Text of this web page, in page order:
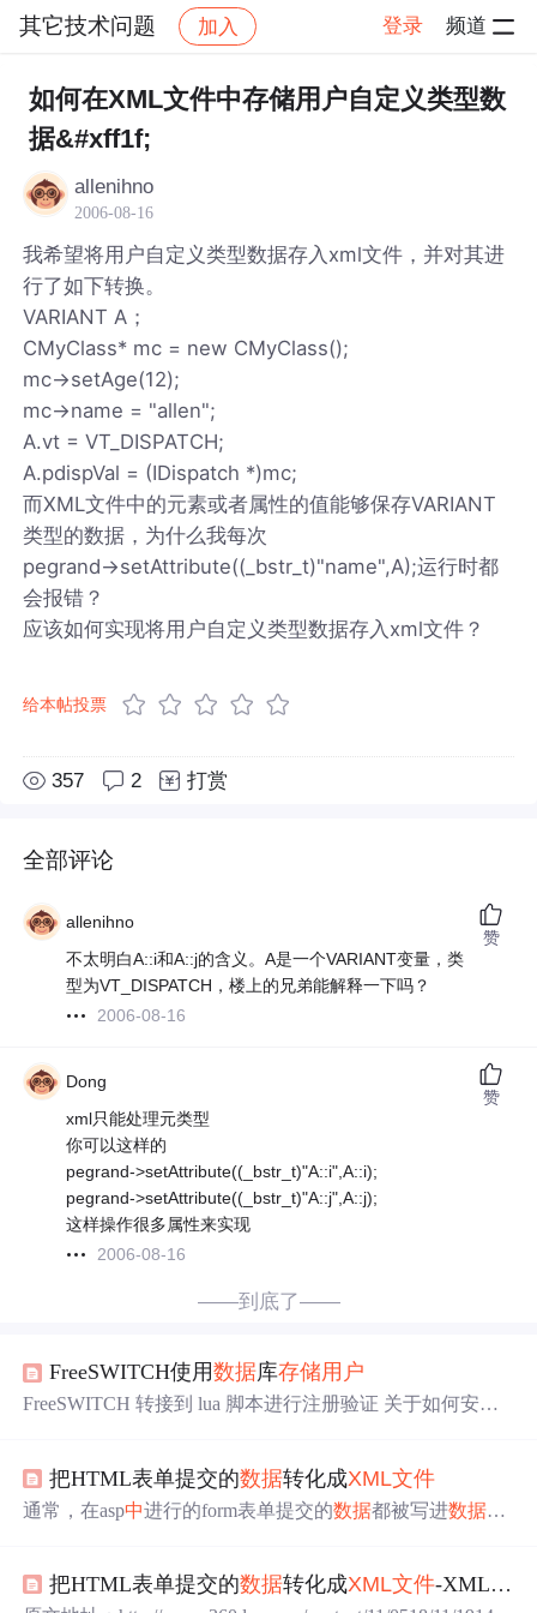
其它技术问题 加入 登录 频道
社区 其它技术问题 帖子详情
如何在XML文件中存储用户自定义类型数
据&#xff1f;
allenihno
2006-08-16
我希望将用户自定义类型数据存入xml文件，并对其进
行了如下转换。
VARIANT A；
CMyClass* mc = new CMyClass();
mc->setAge(12);
mc->name = "allen";
A.vt = VT_DISPATCH;
A.pdispVal = (IDispatch *)mc;
而XML文件中的元素或者属性的值能够保存VARIANT
类型的数据，为什么我每次
pegrand->setAttribute((_bstr_t)"name",A);运行时都
会报错？
应该如何实现将用户自定义类型数据存入xml文件？
给本帖投票
357 2 打赏
全部评论
allenihno
不太明白A::i和A::j的含义。A是一个VARIANT变量，类
型为VT_DISPATCH，楼上的兄弟能解释一下吗？
2006-08-16
赞
Dong
xml只能处理元类型
你可以这样的
pegrand->setAttribute((_bstr_t)"A::i",A::i);
pegrand->setAttribute((_bstr_t)"A::j",A::j);
这样操作很多属性来实现
2006-08-16
赞
——到底了——
FreeSWITCH使用数据库存储用户
FreeSWITCH 转接到 lua 脚本进行注册验证 关于如何安装
参考文章 FreeSWITCH使用MySQL配置 FreeSWITCH 的用
户数据 是保存在 conf/directory/default/ 目录下的 xml 文件。
把HTML表单提交的数据转化成XML文件
通常，在asp中进行的form表单提交的数据都被写进数据库
的，因此你所收集的信息不需要进行转换。 为了实现上面
把HTML表单提交的数据转化成XML文件-XML+Ajax教程